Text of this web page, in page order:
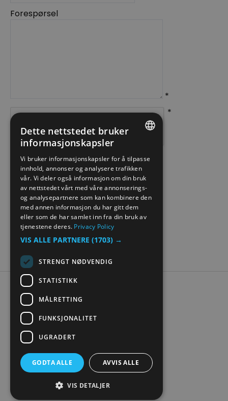
Forespørsel
*
*
Tilgjengelighetserklæring
Personvern
Kontakt oss
Nettstedskart
© Visit Mjøsa 2026. Copyright
NORWEGIAN
GERMAN
Dette nettstedet bruker
informasjonskapsler
Vi bruker informasjonskapsler for å tilpasse
innhold, annonser og analysere trafikken
vår. Vi deler også informasjon om din bruk
av nettstedet vårt med våre annonserings-
og analysepartnere som kan kombinere den
med annen informasjon du har gitt dem
eller som de har samlet inn fra din bruk av
tjenestene deres. Privacy Policy
VIS ALLE PARTNERE (1703) →
STRENGT NØDVENDIG
STATISTIKK
MÅLRETTING
FUNKSJONALITET
UGRADERT
GODTA ALLE AVVIS ALLE
VIS DETALJER